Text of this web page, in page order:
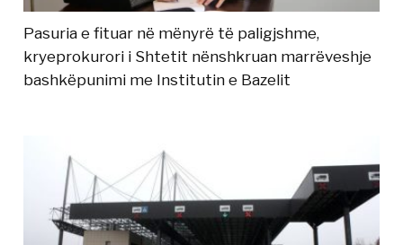
Pasuria e fituar në mënyrë të paligjshme,
kryeprokurori i Shtetit nënshkruan marrëveshje
bashkëpunimi me Institutin e Bazelit